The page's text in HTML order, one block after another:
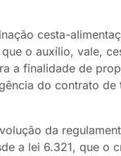
cesta-
o auxílio, vale,
a finalidade de
do contrato de
da
a lei 6.321, que o